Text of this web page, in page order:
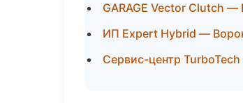
GARAGE Vector Clutch —
ИП Expert Hybrid —
Сервис-центр